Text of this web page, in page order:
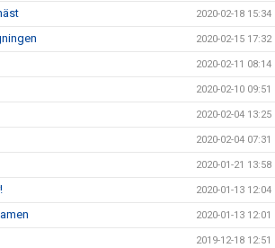
2020-02-18 15:34
2020-02-15 17:32
2020-02-11 08:14
2020-02-10 09:51
2020-02-04 13:25
2020-02-04 07:31
2020-01-21 13:58
2020-01-13 12:04
2020-01-13 12:01
2019-12-18 12:51